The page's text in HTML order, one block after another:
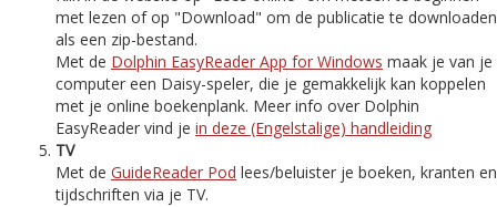
met lezen of op "Download" om de publicatie te downloaden
als een zip-bestand.
Met de Dolphin EasyReader App for Windows maak je van je
computer een Daisy-speler, die je gemakkelijk kan koppelen
met je online boekenplank. Meer info over Dolphin
EasyReader vind je in deze (Engelstalige) handleiding
TV
Met de GuideReader Pod lees/beluister je boeken, kranten en
tijdschriften via je TV.